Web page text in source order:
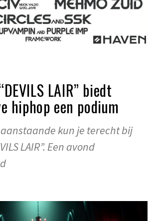
LAIR” biedt
hiphop een podium
kun je terecht bij
LAIR”. Een avond